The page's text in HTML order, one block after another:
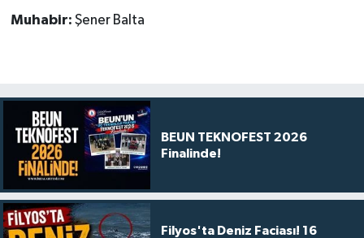
Muhabir: Şener Balta
BEUN TEKNOFEST 2026
Finalinde!
Filyos'ta Deniz Faciası! 16